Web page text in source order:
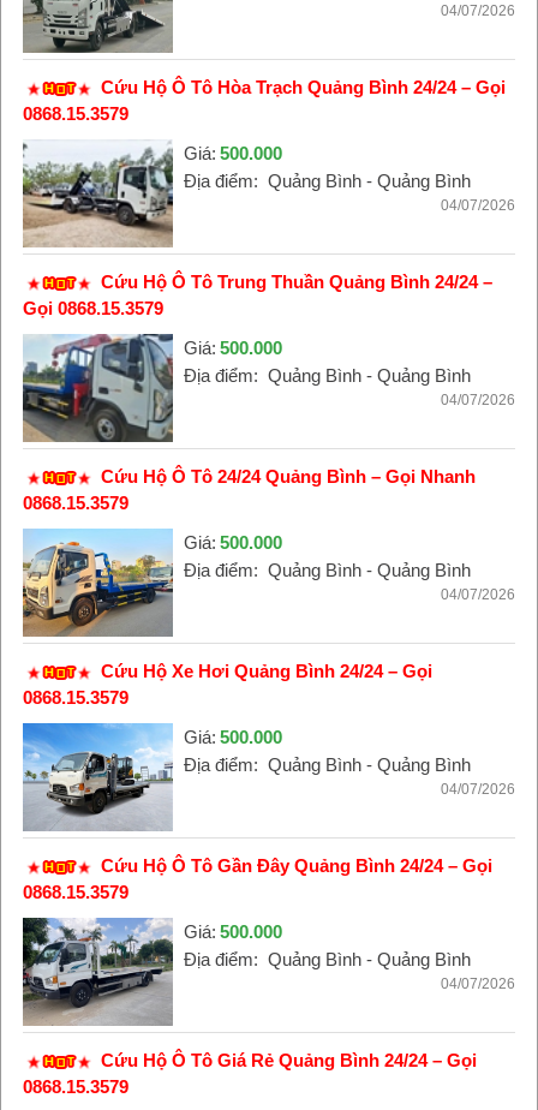
04/07/2026
Cứu Hộ Ô Tô Hòa Trạch Quảng Bình 24/24 – Gọi
0868.15.3579
Giá: 500.000
Địa điểm: Quảng Bình - Quảng Bình
04/07/2026
Cứu Hộ Ô Tô Trung Thuần Quảng Bình 24/24 –
Gọi 0868.15.3579
Giá: 500.000
Địa điểm: Quảng Bình - Quảng Bình
04/07/2026
Cứu Hộ Ô Tô 24/24 Quảng Bình – Gọi Nhanh
0868.15.3579
Giá: 500.000
Địa điểm: Quảng Bình - Quảng Bình
04/07/2026
Cứu Hộ Xe Hơi Quảng Bình 24/24 – Gọi
0868.15.3579
Giá: 500.000
Địa điểm: Quảng Bình - Quảng Bình
04/07/2026
Cứu Hộ Ô Tô Gần Đây Quảng Bình 24/24 – Gọi
0868.15.3579
Giá: 500.000
Địa điểm: Quảng Bình - Quảng Bình
04/07/2026
Cứu Hộ Ô Tô Giá Rẻ Quảng Bình 24/24 – Gọi
0868.15.3579